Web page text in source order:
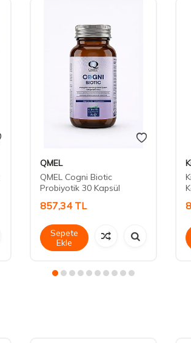
QMEL
QMEL Cogni Biotic
Probiyotik 30 Kapsül
857,34TL
Sepete
Ekle